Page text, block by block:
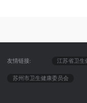
友情链接: 江苏省卫生
苏州市卫生健康委员会